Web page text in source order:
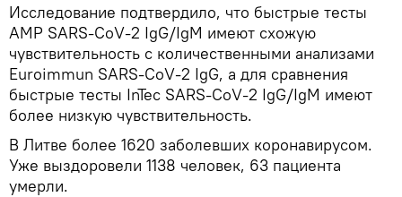
Исследование подтвердило, что быстрые тесты
AMP SARS-CoV-2 IgG/IgM имеют схожую
чувствительность с количественными анализами
Euroimmun SARS-CoV-2 IgG, а для сравнения
быстрые тесты InTec SARS-CoV-2 IgG/IgM имеют
более низкую чувствительность.
В Литве более 1620 заболевших коронавирусом.
Уже выздоровели 1138 человек, 63 пациента
умерли.